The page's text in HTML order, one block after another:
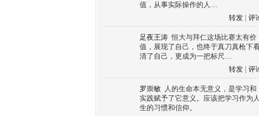
值，从事实际操作的人…
转发
评
足夜王涛 恒大与拜仁这场比赛太有价
值，展现了自己，也终于真刀真枪下
清了自己，更成为一把标尺…
转发
评
罗崇敏 人的生命本无意义，是学习和
实践赋予了它意义。应该把学习作为人
生的习惯和信仰。